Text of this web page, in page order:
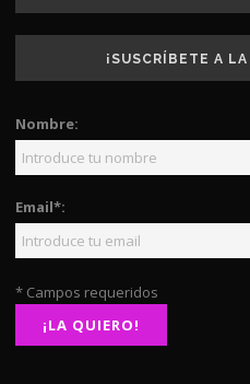
¡SUSCRÍBETE A
Nombre:
Email*:
* Campos requeridos